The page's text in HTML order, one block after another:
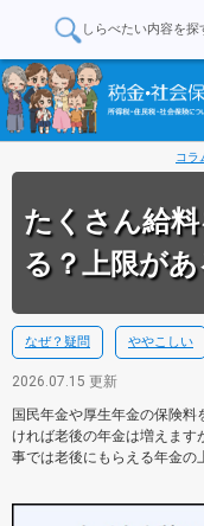
しらべたい内容を探
コラ
たくさん給
る？上限が
なぜ？疑問 ややこしい
2026.07.15 更新
国民年金や厚生年金の保険
ければ老後の年金は増えま
事では老後にもらえる年金の